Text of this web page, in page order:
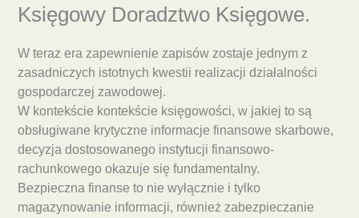
Księgowy Doradztwo Księgowe.
W teraz era zapewnienie zapisów zostaje jednym z
zasadniczych istotnych kwestii realizacji działalności
gospodarczej zawodowej.
W kontekście kontekście księgowości, w jakiej to są
obsługiwane krytyczne informacje finansowe skarbowe,
decyzja dostosowanego instytucji finansowo-
rachunkowego okazuje się fundamentalny.
Bezpieczna finanse to nie wyłącznie i tylko
magazynowanie informacji, również zabezpieczanie